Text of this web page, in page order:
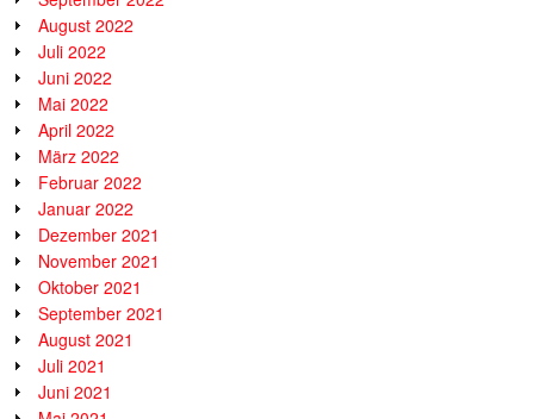
August 2022
Juli 2022
Juni 2022
Mai 2022
April 2022
März 2022
Februar 2022
Januar 2022
Dezember 2021
November 2021
Oktober 2021
September 2021
August 2021
Juli 2021
Juni 2021